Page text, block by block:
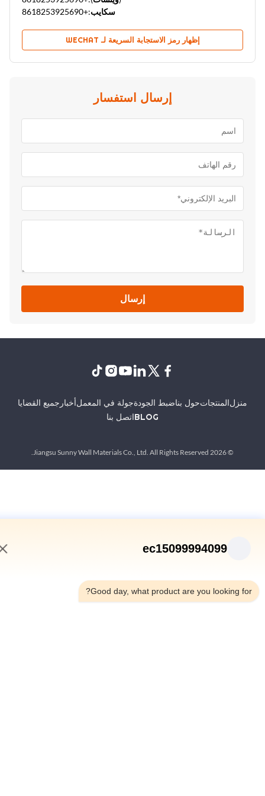
سكايب:+8618253925690
إظهار رمز الاستجابة السريعة لـ WECHAT
إرسال استفسار
إرسال
المنتجاتحول بناضبط الجودةجولة في المعملأخبار جميع القضايا
BLOGاتصل بنا
ec15099994099
Good day, what product are you looking